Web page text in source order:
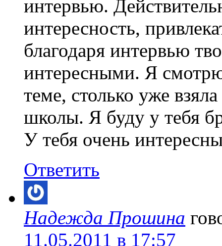
интервью.
интересность,
благодаря интервью
интересными. Я
теме, столько уже
школы. Я буду у тебя
У тебя очень
Ответить
Надежда Прошина
11.05.2011 в 17:57